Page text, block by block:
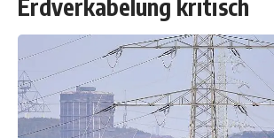
Erdverkabelung kritisch